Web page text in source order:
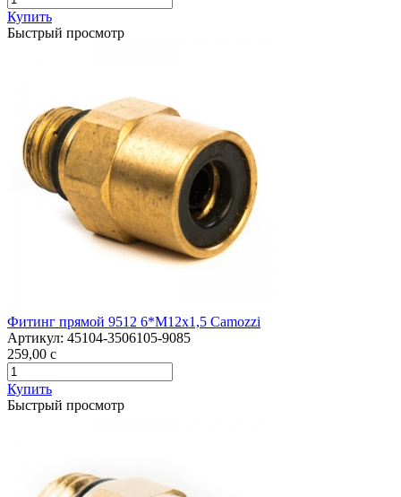
Купить
Быстрый просмотр
Фитинг прямой 9512 6*М12х1,5 Camozzi
Артикул: 45104-3506105-9085
259,00 c
Купить
Быстрый просмотр